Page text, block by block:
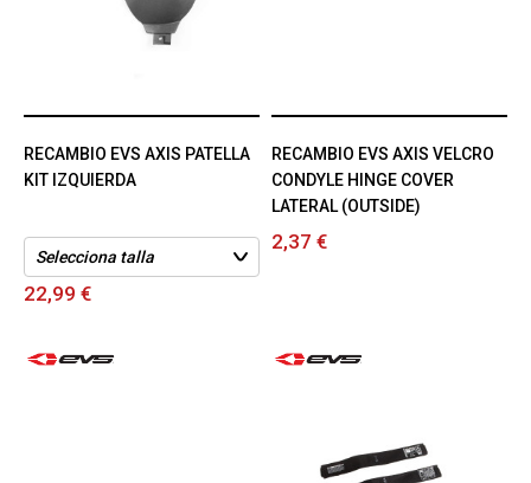
RECAMBIO EVS AXIS PATELLA
KIT IZQUIERDA
22,99 €
RECAMBIO EVS AXIS VELCRO
CONDYLE HINGE COVER
LATERAL (OUTSIDE)
2,37 €